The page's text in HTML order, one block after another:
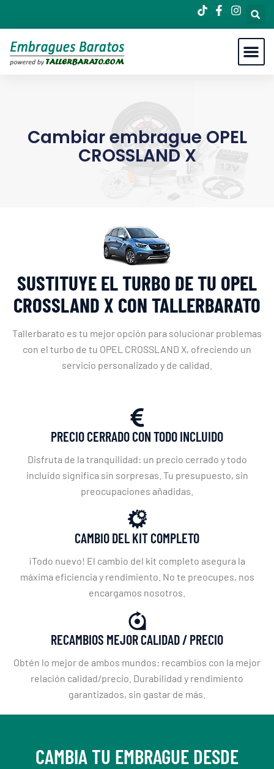
Cambiar embrague OPEL
CROSSLAND X
SUSTITUYE EL TURBO DE TU OPEL
CROSSLAND X CON TALLERBARATO
Tallerbarato es tu mejor opción para solucionar problemas
con el turbo de tu OPEL CROSSLAND X, ofreciendo un
servicio personalizado y de calidad.
PRECIO CERRADO CON TODO INCLUIDO
Disfruta de la tranquilidad: un precio cerrado y todo
incluido significa sin sorpresas. Tu presupuesto, sin
preocupaciones añadidas.
CAMBIO DEL KIT COMPLETO
¡Todo nuevo! El cambio del kit completo asegura la
máxima eficiencia y rendimiento. No te preocupes, nos
encargamos nosotros.
RECAMBIOS MEJOR CALIDAD / PRECIO
Obtén lo mejor de ambos mundos: recambios con la mejor
relación calidad/precio. Durabilidad y rendimiento
garantizados, sin gastar de más.
CAMBIA TU EMBRAGUE DESDE